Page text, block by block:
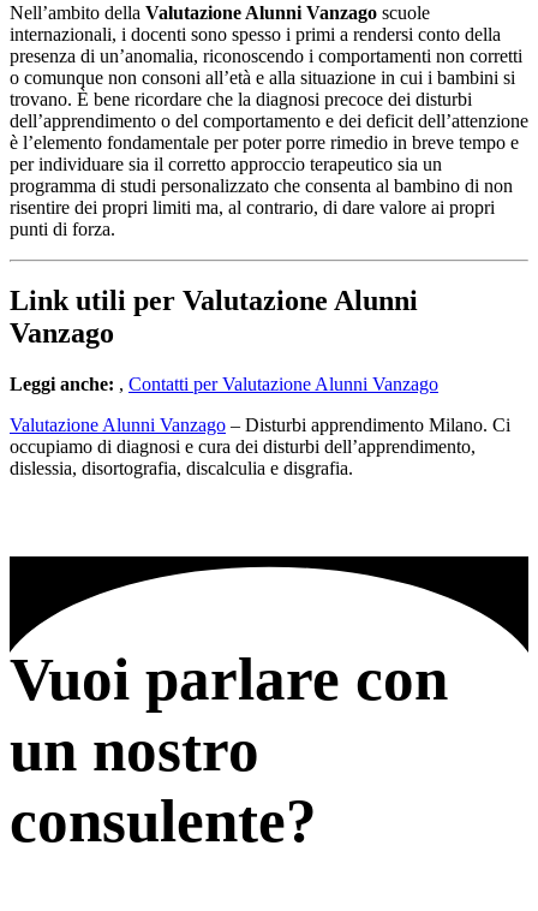
Nell’ambito della Valutazione Alunni Vanzago scuole
internazionali, i docenti sono spesso i primi a rendersi conto della
presenza di un’anomalia, riconoscendo i comportamenti non corretti
o comunque non consoni all’età e alla situazione in cui i bambini si
trovano. È bene ricordare che la diagnosi precoce dei disturbi
dell’apprendimento o del comportamento e dei deficit dell’attenzione
è l’elemento fondamentale per poter porre rimedio in breve tempo e
per individuare sia il corretto approccio terapeutico sia un
programma di studi personalizzato che consenta al bambino di non
risentire dei propri limiti ma, al contrario, di dare valore ai propri
punti di forza.
Link utili per Valutazione Alunni
Vanzago
Leggi anche: , Contatti per Valutazione Alunni Vanzago
Valutazione Alunni Vanzago – Disturbi apprendimento Milano. Ci
occupiamo di diagnosi e cura dei disturbi dell’apprendimento,
dislessia, disortografia, discalculia e disgrafia.
Vuoi parlare con
un nostro
consulente?